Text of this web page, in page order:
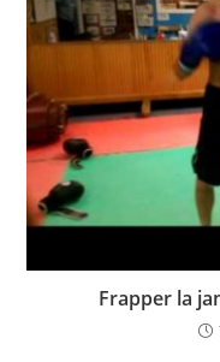
Frapper la